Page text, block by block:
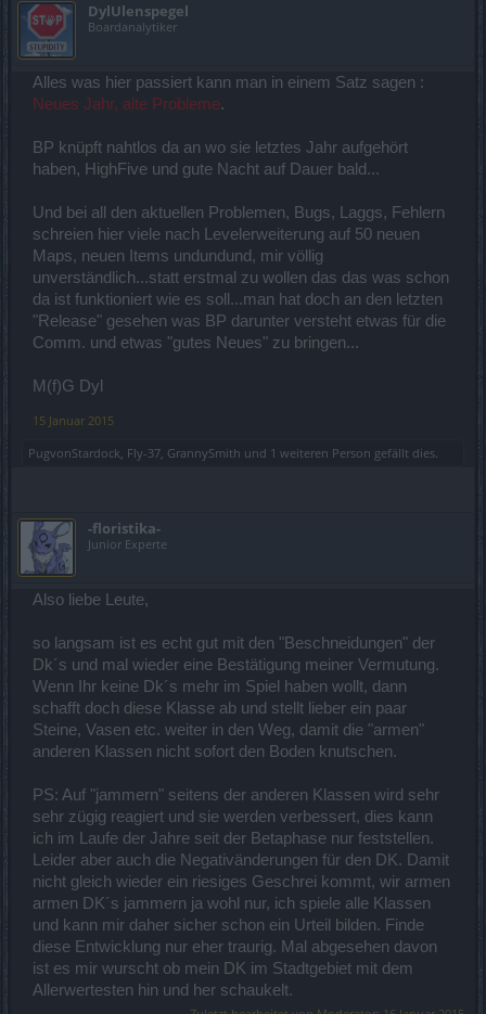
DylUlenspegel
Boardanalytiker
Alles was hier passiert kann man in einem Satz sagen :
Neues Jahr, alte Probleme.
BP knüpft nahtlos da an wo sie letztes Jahr aufgehört
haben, HighFive und gute Nacht auf Dauer bald...
Und bei all den aktuellen Problemen, Bugs, Laggs, Fehlern
schreien hier viele nach Levelerweiterung auf 50 neuen
Maps, neuen Items undundund, mir völlig
unverständlich...statt erstmal zu wollen das das was schon
da ist funktioniert wie es soll...man hat doch an den letzten
"Release" gesehen was BP darunter versteht etwas für die
Comm. und etwas "gutes Neues" zu bringen...
M(f)G Dyl
15 Januar 2015
PugvonStardock, Fly-37, GrannySmith und 1 weiteren Person gefällt dies.
-floristika-
Junior Experte
Also liebe Leute,
so langsam ist es echt gut mit den "Beschneidungen" der
Dk´s und mal wieder eine Bestätigung meiner Vermutung.
Wenn Ihr keine Dk´s mehr im Spiel haben wollt, dann
schafft doch diese Klasse ab und stellt lieber ein paar
Steine, Vasen etc. weiter in den Weg, damit die "armen"
anderen Klassen nicht sofort den Boden knutschen.
PS: Auf "jammern" seitens der anderen Klassen wird sehr
sehr zügig reagiert und sie werden verbessert, dies kann
ich im Laufe der Jahre seit der Betaphase nur feststellen.
Leider aber auch die Negativänderungen für den DK. Damit
nicht gleich wieder ein riesiges Geschrei kommt, wir armen
armen DK´s jammern ja wohl nur, ich spiele alle Klassen
und kann mir daher sicher schon ein Urteil bilden. Finde
diese Entwicklung nur eher traurig. Mal abgesehen davon
ist es mir wurscht ob mein DK im Stadtgebiet mit dem
Allerwertesten hin und her schaukelt.